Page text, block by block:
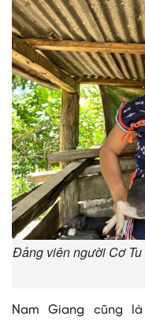
Đảng viên người Cơ
Nam Giang cũng